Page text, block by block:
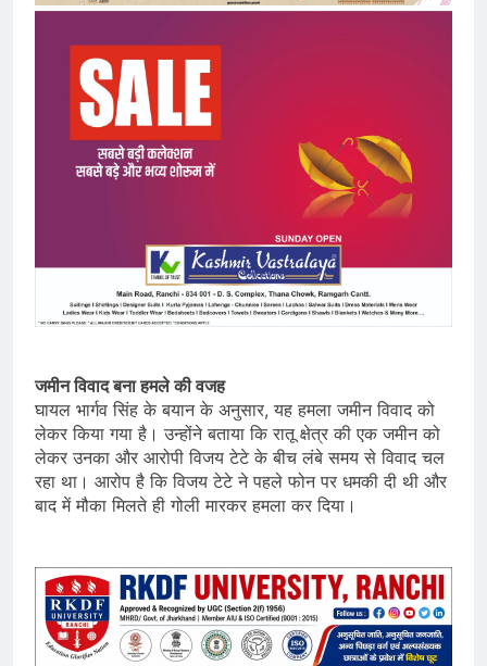
जमीन विवाद बना हमले की वजह
घायल भार्गव सिंह के बयान के अनुसार, यह हमला जमीन विवाद को
लेकर किया गया है। उन्होंने बताया कि रातू क्षेत्र की एक जमीन को
लेकर उनका और आरोपी विजय टेटे के बीच लंबे समय से विवाद चल
रहा था। आरोप है कि विजय टेटे ने पहले फोन पर धमकी दी थी और
बाद में मौका मिलते ही गोली मारकर हमला कर दिया।